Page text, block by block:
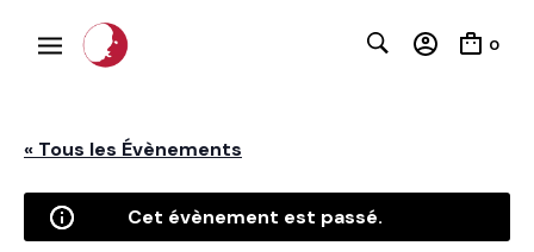
0
« Tous les Évènements
Cet évènement est passé.